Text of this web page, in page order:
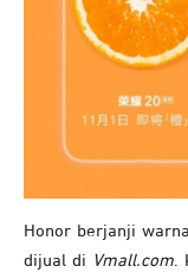
Honor berjanji
dijual di Vmall.com